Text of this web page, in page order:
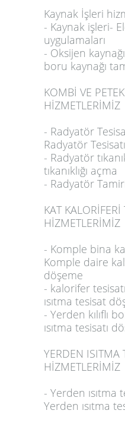
Kaynak İşleri
- Kaynak işleri-
uygulamaları
- Oksijen
boru kaynağı
KOMBİ VE
HİZMETLERİMİZ
- Radyatör
Radyatör
- Radyatör
tıkanıklığı açma
- Radyatör
KAT
HİZMETLERİMİZ
- Komple bina
Komple daire
döşeme
- kalorifer
ısıtma tesisat
- Yerden kılıflı
ısıtma tesisatı
YERDEN ISITMA
HİZMETLERİMİZ
- Yerden ısıtma
Yerden ısıtma